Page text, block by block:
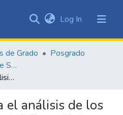
&
Collections
Statistics
Log In (current)
de Grado
Posgrado
Maestría en Ingeniería de Software
Herramienta para el análisis de los metadatos del portal Open Data Colombia
el análisis de los